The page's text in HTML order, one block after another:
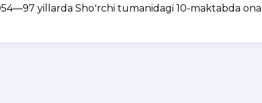
yillarda Shoʻrchi tumanidagi 10-maktabda